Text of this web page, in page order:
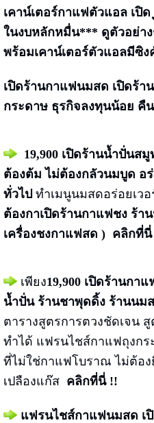
เคาน์เตอร์กาแฟตัวแอล เปิ
ในงบหลักหมื่น*** ดูตัวอย่า
พร้อมเคาน์เตอร์ตัวแอลมีซิง
เปิดร้านกาแฟนมสด เปิดร้า
กระดาษ ธุรกิจลงทุนน้อย คื
19,900 เปิดร้านน้ำปั่นส
ต้องต้ม ไม่ต้องกลัวนมบูด อ
ทั่วไปทำเมนูนมสดอร่อยเวอ
ต้องกาเปิดร้านกาแฟชง ร้า
เครื่องชงกาแฟสด ) คลิกที่นี่
เพียง19,900 เปิดร้านกาแ
น้ำปั่น ร้านชาพุดดิ้ง ร้านนม
ตารางสูตรการตวงชัดเจน
ทำได้ แฟรนไชส์กาแฟถุงกร
ที่ไม่ใช่กาแฟโบราณ ไม่ต้อง
เปลืองแก๊ส คลิกที่นี่ !!
แฟรนไชส์กาแฟนมสด เ